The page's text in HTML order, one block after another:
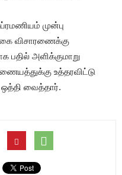
முன்பு
விசாரணைக்கு
பதில் அளிக்குமாறு
உத்தரவிட்டு
வைத்தார்.